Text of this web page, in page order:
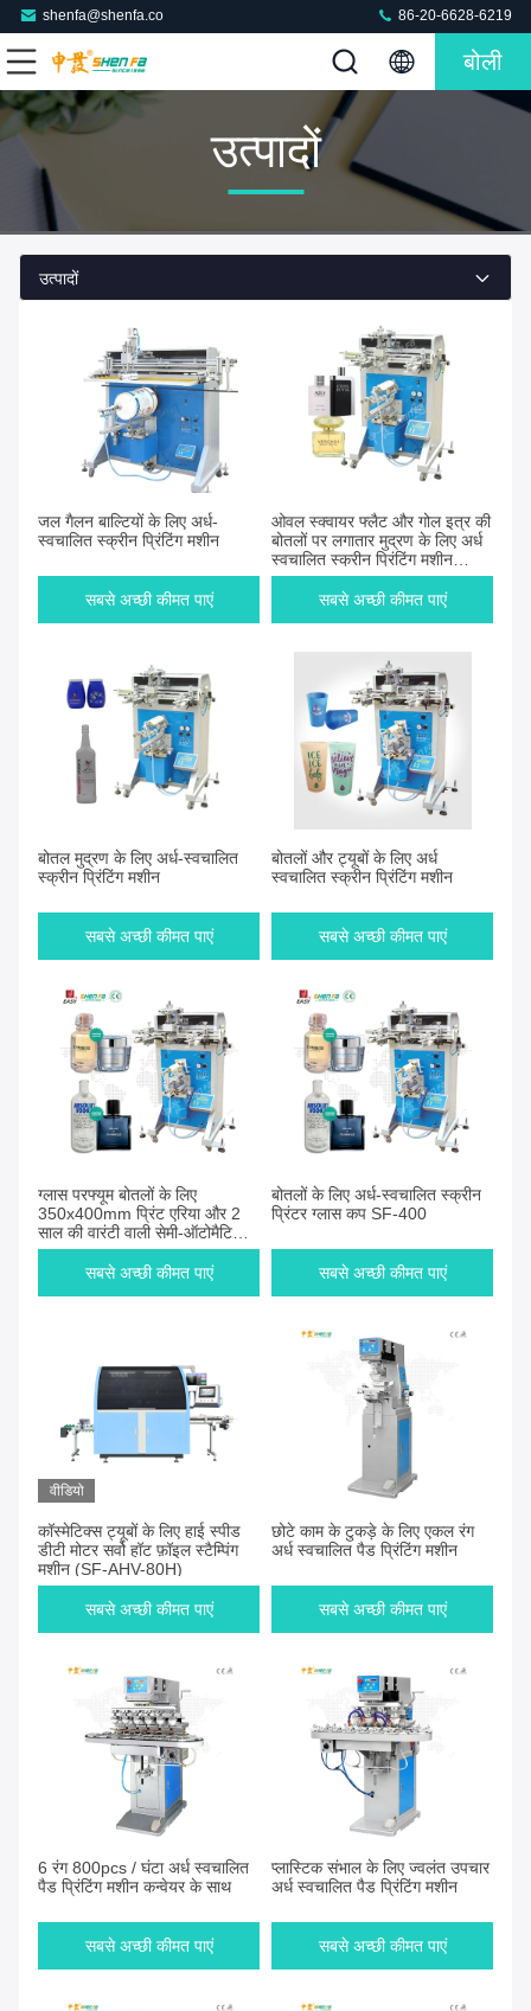
shenfa@shenfa.co 86-20-6628-6219
बोली
उत्पादों
उत्पादों
जल गैलन बाल्टियों के लिए अर्ध-
स्वचालित स्क्रीन प्रिंटिंग मशीन
सबसे अच्छी कीमत पाएं
ओवल स्क्वायर फ्लैट और गोल इत्र की
बोतलों पर लगातार मुद्रण के लिए अर्ध
स्वचालित स्क्रीन प्रिंटिंग मशीन
इंजीनियर की गई
सबसे अच्छी कीमत पाएं
बोतल मुद्रण के लिए अर्ध-स्वचालित
स्क्रीन प्रिंटिंग मशीन
सबसे अच्छी कीमत पाएं
बोतलों और ट्यूबों के लिए अर्ध
स्वचालित स्क्रीन प्रिंटिंग मशीन
सबसे अच्छी कीमत पाएं
ग्लास परफ्यूम बोतलों के लिए
350x400mm प्रिंट एरिया और 2
साल की वारंटी वाली सेमी-ऑटोमैटिक
स्क्रीन प्रिंटिंग मशीन
सबसे अच्छी कीमत पाएं
बोतलों के लिए अर्ध-स्वचालित स्क्रीन
प्रिंटर ग्लास कप SF-400
सबसे अच्छी कीमत पाएं
वीडियो
कॉस्मेटिक्स ट्यूबों के लिए हाई स्पीड
डीटी मोटर सर्वो हॉट फ़ॉइल स्टैम्पिंग
मशीन (SF-AHV-80H)
सबसे अच्छी कीमत पाएं
छोटे काम के टुकड़े के लिए एकल रंग
अर्ध स्वचालित पैड प्रिंटिंग मशीन
सबसे अच्छी कीमत पाएं
6 रंग 800pcs / घंटा अर्ध स्वचालित
पैड प्रिंटिंग मशीन कन्वेयर के साथ
सबसे अच्छी कीमत पाएं
प्लास्टिक संभाल के लिए ज्वलंत उपचार
अर्ध स्वचालित पैड प्रिंटिंग मशीन
सबसे अच्छी कीमत पाएं